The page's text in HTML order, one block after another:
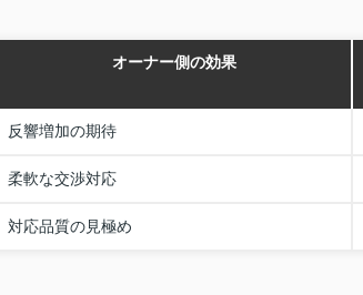
オーナー側の効果
反響増加の期待
柔軟な交渉対応
対応品質の見極め